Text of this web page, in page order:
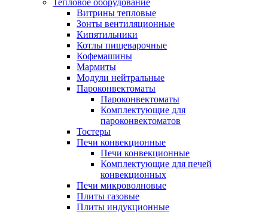
Витрины тепловые
Зонты вентиляционные
Кипятильники
Котлы пищеварочные
Кофемашины
Мармиты
Модули нейтральные
Пароконвектоматы
Пароконвектоматы
Комплектующие для
пароконвектоматов
Тостеры
Печи конвекционные
Печи конвекционные
Комплектующие для печей
конвекционных
Печи микроволновые
Плиты газовые
Плиты индукционные